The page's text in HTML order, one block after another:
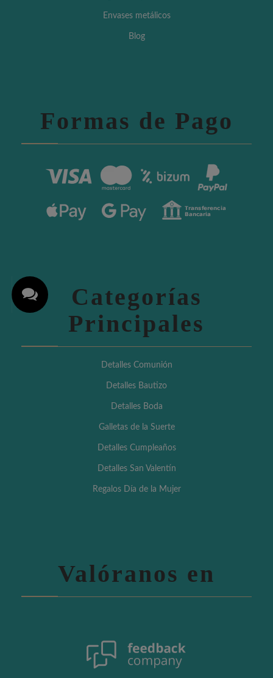
Envases metálicos
Blog
Formas de Pago
Categorías
Principales
Detalles Comunión
Detalles Bautizo
Detalles Boda
Galletas de la Suerte
Detalles Cumpleaños
Detalles San Valentín
Regalos Día de la Mujer
Valóranos en